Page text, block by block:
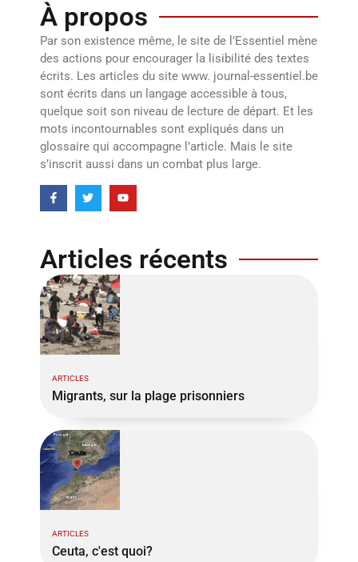
À propos
Par son existence même, le site de l’Essentiel mène
des actions pour encourager la lisibilité des textes
écrits. Les articles du site www. journal-essentiel.be
sont écrits dans un langage accessible à tous,
quelque soit son niveau de lecture de départ. Et les
mots incontournables sont expliqués dans un
glossaire qui accompagne l’article. Mais le site
s’inscrit aussi dans un combat plus large.
Articles récents
ARTICLES
Migrants, sur la plage prisonniers
ARTICLES
Ceuta, c'est quoi?